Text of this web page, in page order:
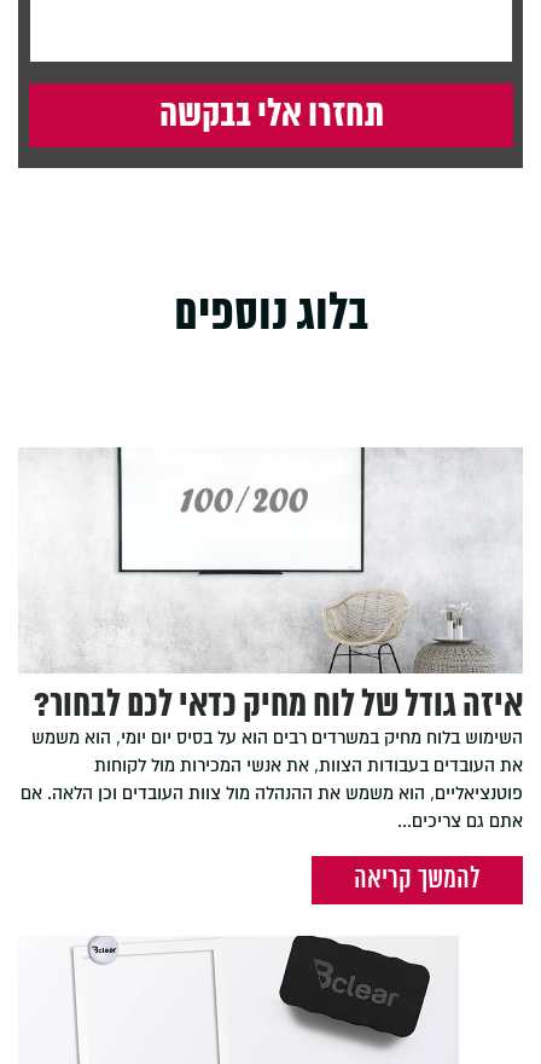
בלוג נוספים
איזה גודל של לוח מחיק כדאי לכם לבחור?
השימוש בלוח מחיק במשרדים רבים הוא על בסיס יום יומי, הוא משמש
את העובדים בעבודות הצוות, את אנשי המכירות מול לקוחות
פוטנציאליים, הוא משמש את ההנהלה מול צוות העובדים וכן הלאה. אם
אתם גם צריכים...
להמשך קריאה